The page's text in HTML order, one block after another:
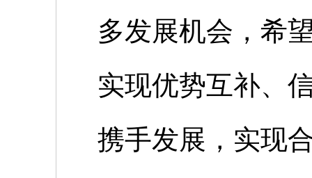
多发展机会，希
实现优势互补、
携手发展，实现